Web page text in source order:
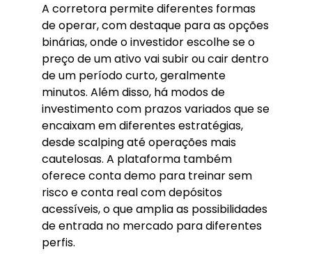
A corretora permite diferentes formas
de operar, com destaque para as opções
binárias, onde o investidor escolhe se o
preço de um ativo vai subir ou cair dentro
de um período curto, geralmente
minutos. Além disso, há modos de
investimento com prazos variados que se
encaixam em diferentes estratégias,
desde scalping até operações mais
cautelosas. A plataforma também
oferece conta demo para treinar sem
risco e conta real com depósitos
acessíveis, o que amplia as possibilidades
de entrada no mercado para diferentes
perfis.